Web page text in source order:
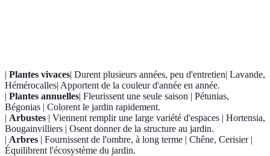
| Plantes vivaces| Durent plusieurs années, peu d'entretien| Lavande,
Hémérocalles| Apportent de la couleur d'année en année.
| Plantes annuelles| Fleurissent une seule saison | Pétunias,
Bégonias | Colorent le jardin rapidement.
| Arbustes | Viennent remplir une large variété d'espaces | Hortensia,
Bougainvilliers | Osent donner de la structure au jardin.
| Arbres | Fournissent de l'ombre, à long terme | Chêne, Cerisier |
Équilibrent l'écosystème du jardin.